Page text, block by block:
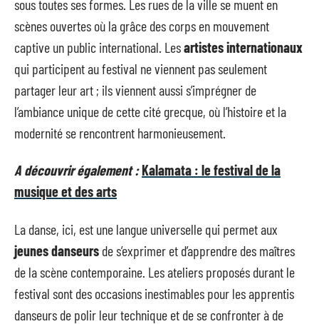
sous toutes ses formes. Les rues de la ville se muent en
scènes ouvertes où la grâce des corps en mouvement
captive un public international. Lesartistes internationaux
qui participent au festival ne viennent pas seulement
partager leur art ; ils viennent aussi s’imprégner de
l’ambiance unique de cette cité grecque, où l’histoire et la
modernité se rencontrent harmonieusement.
A découvrir également :Kalamata : le festival de la
musique et des arts
La danse, ici, est une langue universelle qui permet aux
jeunes danseurs de s’exprimer et d’apprendre des maîtres
de la scène contemporaine. Les ateliers proposés durant le
festival sont des occasions inestimables pour les apprentis
danseurs de polir leur technique et de se confronter à de